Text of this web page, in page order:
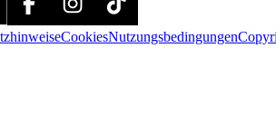
CookiesNutzungsbedingungen